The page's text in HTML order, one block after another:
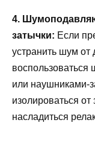
4.
затычки: Если
устранить шум от
или наушниками-
изолироваться
насладиться